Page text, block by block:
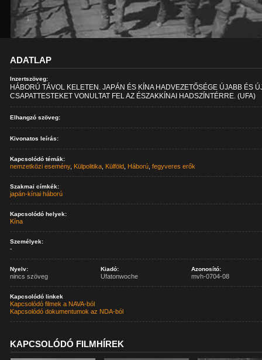
ADATLAP
Inzertszöveg:
HÁBORÚ TÁVOL KELETEN. JAPÁN ÉS KÍNA HADVEZETŐSÉGE ÚJABB ÉS
CSAPATTESTEKET VONULTAT FEL AZ ÉSZAKKÍNAI HADSZÍNTÉRRE. (UFA)
Elhangzó szöveg:
Kivonatos leírás:
Kapcsolódó témák:
nemzetközi esemény, Külpolitika Külföld Háború ,fegyveres erők
Szakmai címkék:
japán-kínai háború
Kapcsolódó helyek:
Kína
Személyek:
-
Nyelv:
nincs szöveg
Kiadó:
Ufatonwoche
Azonosító:
mvh-0704-08
Kapcsolódó linkek
Kapcsolódó filmek a NAVA-ból
Kapcsolódó dokumentumok az NDA-ból
KAPCSOLÓDÓ FILMHÍREK